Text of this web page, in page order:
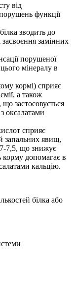
від
функції
зводить до
засвоєння замінних
порушеної
мінералу в
кормі) сприяє
а також
застосовується
оксалатами
сприяє
запальних явищ,
7,5, що знижує
корму допомагає в
кальцію.
білка або